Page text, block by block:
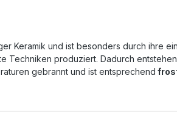
Keramik und ist besonders durch ihre
produziert. Dadurch
gebrannt und ist entsprechend